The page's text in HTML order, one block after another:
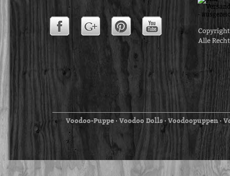
Voodoo-Puppe⋅ Voodoo Dolls⋅ Voodoopuppen⋅